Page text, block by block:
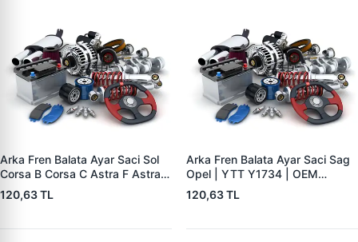
Arka Fren Balata Ayar Saci Sol
Corsa B Corsa C Astra F Astra G
Astra H Vectra B Tigra B | YTT
Y1735 | OEM 556440
120,63 TL
Arka Fren Balata Ayar Saci Sag
Opel | YTT Y1734 | OEM
556441
120,63 TL